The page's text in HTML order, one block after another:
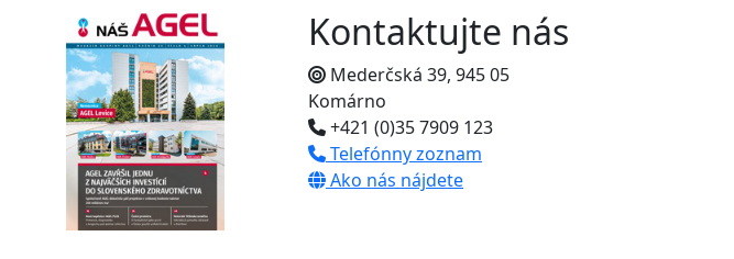
Kontaktujte nás
Mederčská 39, 945 05
Komárno
+421 (0)35 7909 123
Telefónny zoznam
Ako nás nájdete